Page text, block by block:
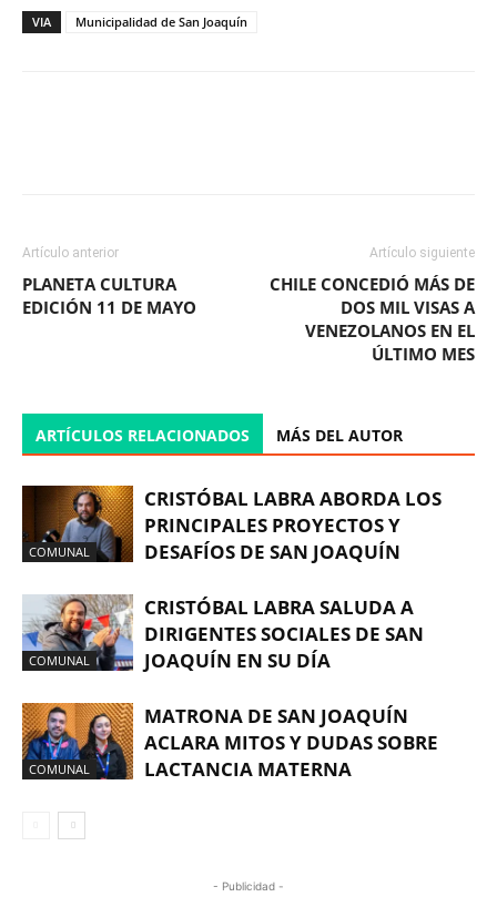
VIA Municipalidad de San Joaquín
Artículo anterior
PLANETA CULTURA
EDICIÓN 11 DE MAYO
Artículo siguiente
CHILE CONCEDIÓ MÁS DE
DOS MIL VISAS A
VENEZOLANOS EN EL
ÚLTIMO MES
ARTÍCULOS RELACIONADOS MÁS DEL AUTOR
COMUNAL
CRISTÓBAL LABRA ABORDA LOS
PRINCIPALES PROYECTOS Y
DESAFÍOS DE SAN JOAQUÍN
COMUNAL
CRISTÓBAL LABRA SALUDA A
DIRIGENTES SOCIALES DE SAN
JOAQUÍN EN SU DÍA
COMUNAL
MATRONA DE SAN JOAQUÍN
ACLARA MITOS Y DUDAS SOBRE
LACTANCIA MATERNA
- Publicidad -